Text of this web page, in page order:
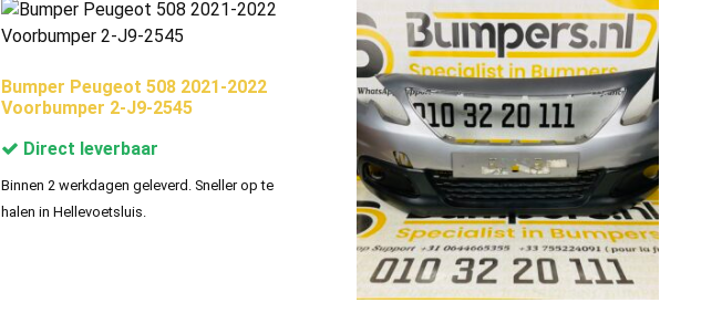
Bumper Peugeot 508 2021-2022
Voorbumper 2-J9-2545
Direct leverbaar
Binnen 2 werkdagen geleverd. Sneller op te
halen in Hellevoetsluis.